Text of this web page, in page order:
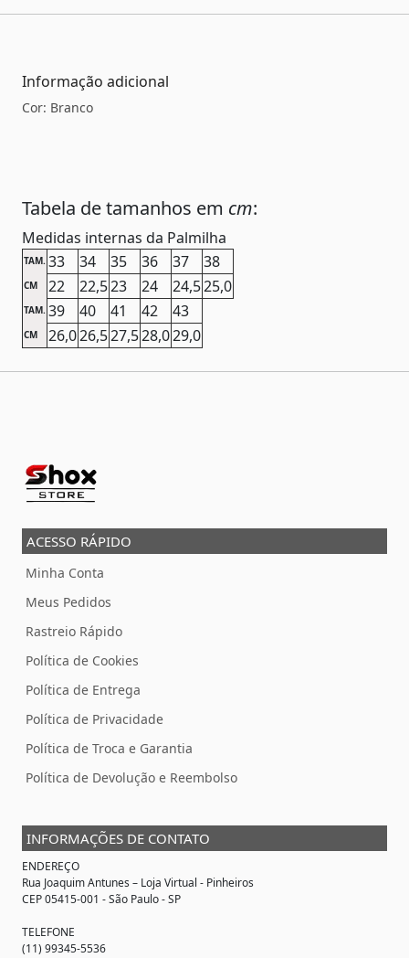
Informação adicional
Cor: Branco
Tabela de tamanhos em cm:
Medidas internas da Palmilha
TAM. 33 34 35 36 37 38
CM 22 22,523 24 24,525,0
TAM. 39 40 41 42 43
CM 26,026,527,528,029,0
ACESSO RÁPIDO
Minha Conta
Meus Pedidos
Rastreio Rápido
Política de Cookies
Política de Entrega
Política de Privacidade
Política de Troca e Garantia
Política de Devolução e Reembolso
INFORMAÇÕES DE CONTATO
ENDEREÇO
Rua Joaquim Antunes – Loja Virtual - Pinheiros
CEP 05415-001 - São Paulo - SP
TELEFONE
(11) 99345-5536